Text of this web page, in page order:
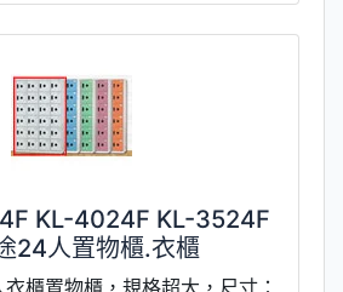
KL-4024F KL-3524F
24人置物櫃.衣櫃
櫃置物櫃，規格超大，尺寸：